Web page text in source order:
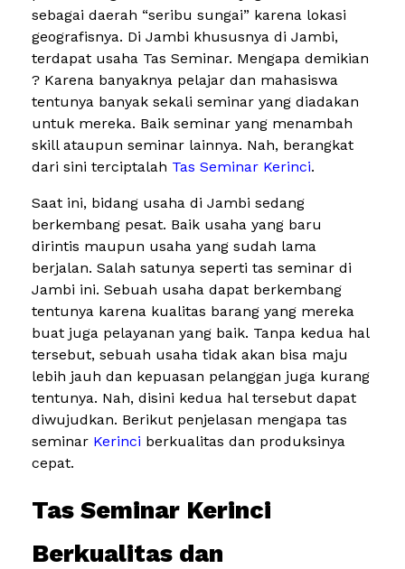
sebagai daerah “seribu sungai” karena lokasi
geografisnya. Di Jambi khususnya di Jambi,
terdapat usaha Tas Seminar. Mengapa demikian
? Karena banyaknya pelajar dan mahasiswa
tentunya banyak sekali seminar yang diadakan
untuk mereka. Baik seminar yang menambah
skill ataupun seminar lainnya. Nah, berangkat
dari sini terciptalah Tas Seminar Kerinci.
Saat ini, bidang usaha di Jambi sedang
berkembang pesat. Baik usaha yang baru
dirintis maupun usaha yang sudah lama
berjalan. Salah satunya seperti tas seminar di
Jambi ini. Sebuah usaha dapat berkembang
tentunya karena kualitas barang yang mereka
buat juga pelayanan yang baik. Tanpa kedua hal
tersebut, sebuah usaha tidak akan bisa maju
lebih jauh dan kepuasan pelanggan juga kurang
tentunya. Nah, disini kedua hal tersebut dapat
diwujudkan. Berikut penjelasan mengapa tas
seminar Kerinci berkualitas dan produksinya
cepat.
Tas Seminar Kerinci
Berkualitas dan